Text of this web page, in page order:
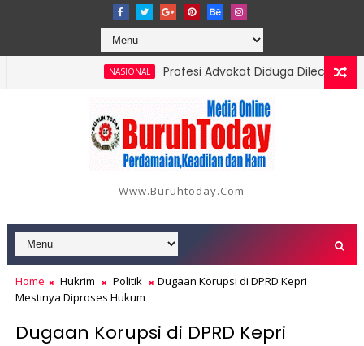
NASIONAL
Profesi Advokat Diduga Dilecehkan Saat
Berikut Data dan Kronologinya
Www.buruhtoday.com
Home Hukrim Politik
Dugaan Korupsi di DPRD Kepri
Mestinya Diproses Hukum
Dugaan Korupsi di DPRD Kepri